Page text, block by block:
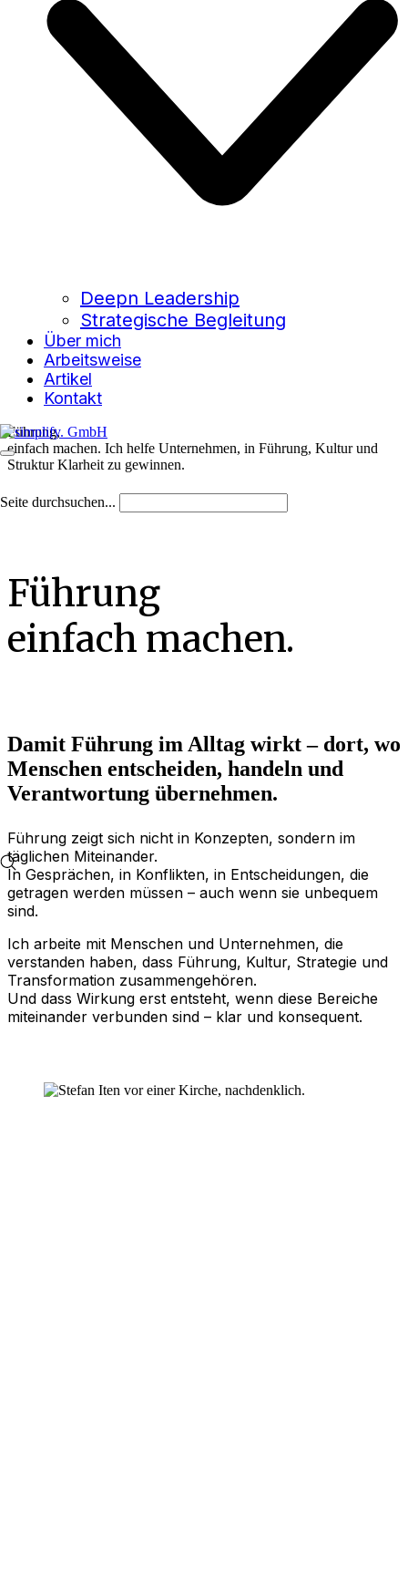
Deepn Leadership
Strategische Begleitung
Über mich
Arbeitsweise
Artikel
Kontakt
Seite durchsuchen...
Führung,
einfach machen. Ich helfe Unternehmen, in Führung, Kultur und
Struktur Klarheit zu gewinnen.
Führung
einfach machen.
Damit Führung im Alltag wirkt – dort, wo
Menschen entscheiden, handeln und
Verantwortung übernehmen.
Führung zeigt sich nicht in Konzepten, sondern im
täglichen Miteinander.
In Gesprächen, in Konflikten, in Entscheidungen, die
getragen werden müssen – auch wenn sie unbequem
sind.
Ich arbeite mit Menschen und Unternehmen, die
verstanden haben, dass Führung, Kultur, Strategie und
Transformation zusammengehören.
Und dass Wirkung erst entsteht, wenn diese Bereiche
miteinander verbunden sind – klar und konsequent.